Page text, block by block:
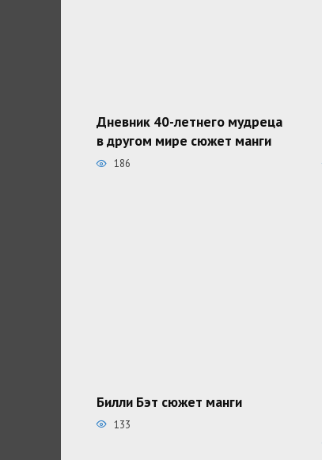
Дневник 40-летнего мудреца
в другом мире сюжет манги
186
Билли Бэт сюжет манги
133